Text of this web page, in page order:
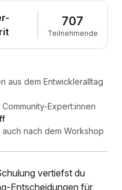
707
Teilnehmende
aus dem Entwickleralltag
Expert:innen
nach dem Workshop
vertiefst du
Entscheidungen für